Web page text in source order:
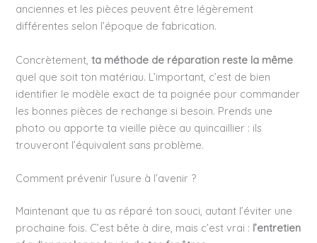
anciennes et les pièces peuvent être légèrement
différentes selon l’époque de fabrication.
Concrètement,ta méthode de réparation reste la même
quel que soit ton matériau. L’important, c’est de bien
identifier le modèle exact de ta poignée pour commander
les bonnes pièces de rechange si besoin. Prends une
photo ou apporte ta vieille pièce au quincaillier : ils
trouveront l’équivalent sans problème.
Comment prévenir l’usure à l’avenir ?
Maintenant que tu as réparé ton souci, autant l’éviter une
prochaine fois. C’est bête à dire, mais c’est vrai : l’entretien